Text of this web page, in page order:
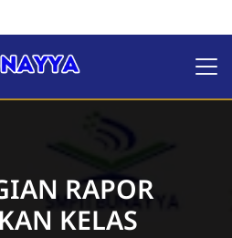
Pekanbaru
RAPOR
KELAS